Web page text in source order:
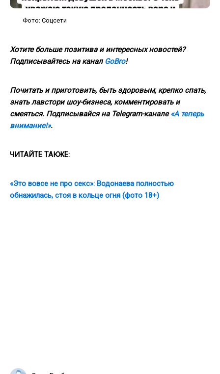
Фото: Соцсети
Хотите больше позитива и интересных новостей?
Подписывайтесь на канал GoBro!
Почитать и приготовить, быть здоровым, крепко спать,
знать лавстори шоу-бизнеса, комментировать и
смеяться. Подписывайся на Telegram-канале«А теперь
внимание!».
ЧИТАЙТЕ ТАКЖЕ:
«Это вовсе не про секс»: Водонаева полностью
обнажилась, стоя в кольце огня (фото 18+)